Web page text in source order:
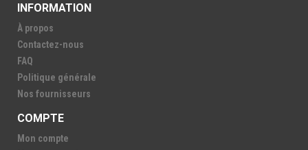
INFORMATION
À propos
Contactez-nous
FAQ
Politique générale
Nos fournisseurs
COMPTE
Mon compte